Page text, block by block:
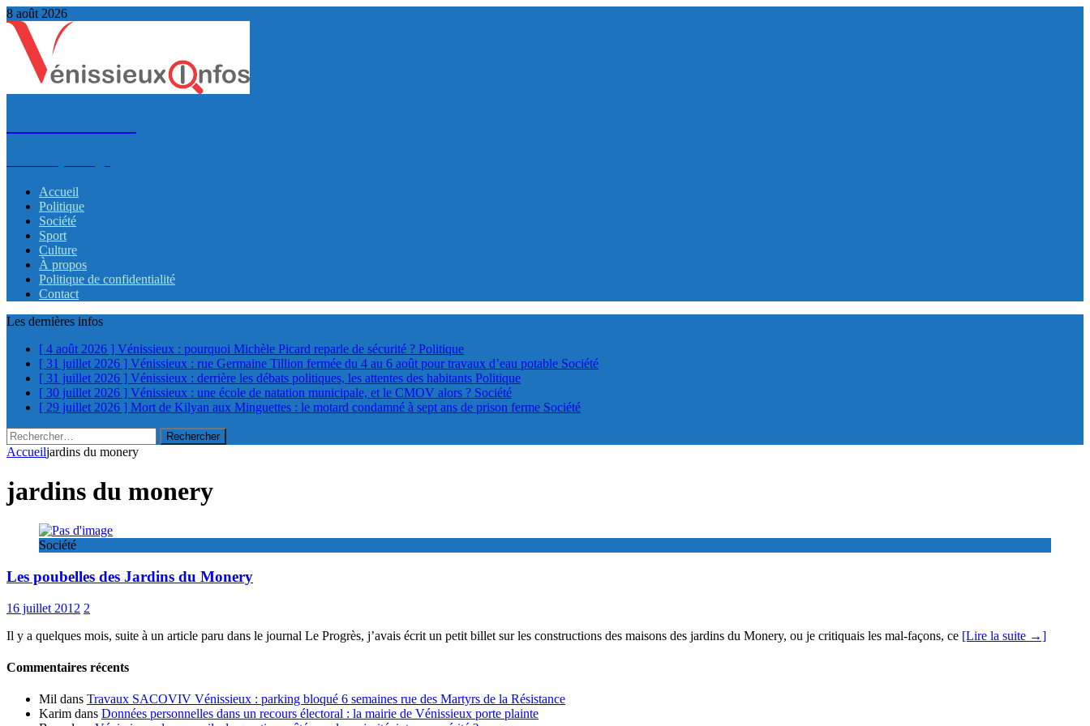
8 août 2026
Accueil
Politique
Société
Sport
Culture
À propos
Politique de confidentialité
Contact
Les dernières infos
[ 4 août 2026 ] Vénissieux : pourquoi Michèle Picard reparle de sécurité ? Politique
[ 31 juillet 2026 ] Vénissieux : rue Germaine Tillion fermée du 4 au 6 août pour travaux d’eau potable Société
[ 31 juillet 2026 ] Vénissieux : derrière les débats politiques, les attentes des habitants Politique
[ 30 juillet 2026 ] Vénissieux : une école de natation municipale, et le CMOV alors ? Société
[ 29 juillet 2026 ] Mort de Kilyan aux Minguettes : le motard condamné à sept ans de prison ferme Société
Rechercher :
Accueiljardins du monery
jardins du monery
Société
Les poubelles des Jardins du Monery
16 juillet 2012 2
Il y a quelques mois, suite à un article paru dans le journal Le Progrès, j’avais écrit un petit billet sur les constructions des maisons des jardins du Monery, ou je critiquais les mal-façons, ce [Lire la suite →]
Commentaires récents
Mil dans Travaux SACOVIV Vénissieux : parking bloqué 6 semaines rue des Martyrs de la Résistance
Karim dans Données personnelles dans un recours électoral : la mairie de Vénissieux porte plainte